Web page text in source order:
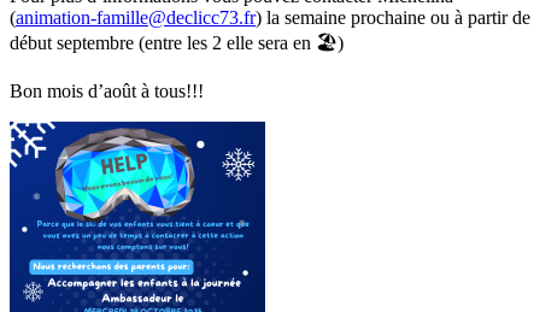
(animation-famille@declicc73.fr) la semaine prochaine ou à partir de
début septembre (entre les 2 elle sera en 🏖️)
Bon mois d’août à tous!!!